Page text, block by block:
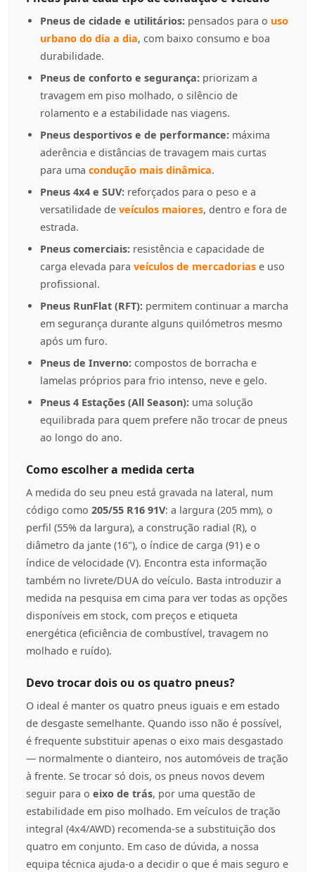
Pneus de cidade e utilitários: pensados para o uso
urbano do dia a dia, com baixo consumo e boa
durabilidade.
Pneus de conforto e segurança: priorizam a
travagem em piso molhado, o silêncio de
rolamento e a estabilidade nas viagens.
Pneus desportivos e de performance: máxima
aderência e distâncias de travagem mais curtas
para uma condução mais dinâmica.
Pneus 4x4 e SUV: reforçados para o peso e a
versatilidade de veículos maiores, dentro e fora de
estrada.
Pneus comerciais: resistência e capacidade de
carga elevada para veículos de mercadorias e uso
profissional.
Pneus RunFlat (RFT): permitem continuar a marcha
em segurança durante alguns quilómetros mesmo
após um furo.
Pneus de Inverno: compostos de borracha e
lamelas próprios para frio intenso, neve e gelo.
Pneus 4 Estações (All Season): uma solução
equilibrada para quem prefere não trocar de pneus
ao longo do ano.
Como escolher a medida certa
A medida do seu pneu está gravada na lateral, num
código como 205/55 R16 91V: a largura (205 mm), o
perfil (55% da largura), a construção radial (R), o
diâmetro da jante (16"), o índice de carga (91) e o
índice de velocidade (V). Encontra esta informação
também no livrete/DUA do veículo. Basta introduzir a
medida na pesquisa em cima para ver todas as opções
disponíveis em stock, com preços e etiqueta
energética (eficiência de combustível, travagem no
molhado e ruído).
Devo trocar dois ou os quatro pneus?
O ideal é manter os quatro pneus iguais e em estado
de desgaste semelhante. Quando isso não é possível,
é frequente substituir apenas o eixo mais desgastado
— normalmente o dianteiro, nos automóveis de tração
à frente. Se trocar só dois, os pneus novos devem
seguir para o eixo de trás, por uma questão de
estabilidade em piso molhado. Em veículos de tração
integral (4x4/AWD) recomenda-se a substituição dos
quatro em conjunto. Em caso de dúvida, a nossa
equipa técnica ajuda-o a decidir o que é mais seguro e